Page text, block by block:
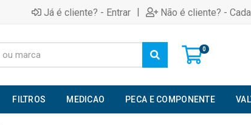
Já é cliente? - Entrar | Não é cliente? -
0
FILTROS MEDICAO PECA E COMPONENTE